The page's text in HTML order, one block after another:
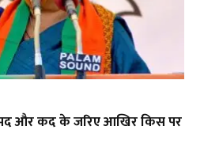
और कद के जरिए आखिर किस पर